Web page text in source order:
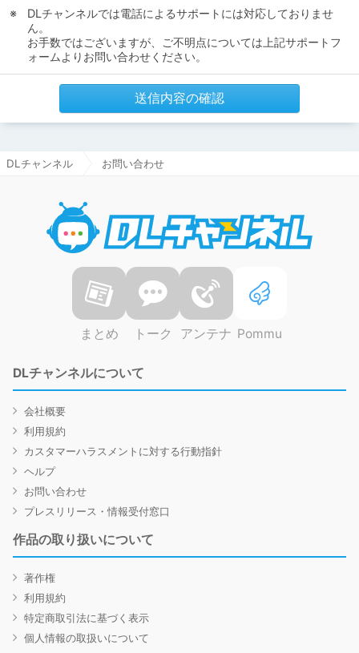
DLチャンネルでは電話によるサポートには対応しておりませ
ん。
お手数ではございますが、ご不明点については上記サポートフ
ォームよりお問い合わせください。
送信内容の確認
DLチャンネル お問い合わせ
まとめ トーク アンテナ Pommu
DLチャンネルについて
会社概要
利用規約
カスタマーハラスメントに対する行動指針
ヘルプ
お問い合わせ
プレスリリース・情報受付窓口
作品の取り扱いについて
著作権
利用規約
特定商取引法に基づく表示
個人情報の取扱いについて